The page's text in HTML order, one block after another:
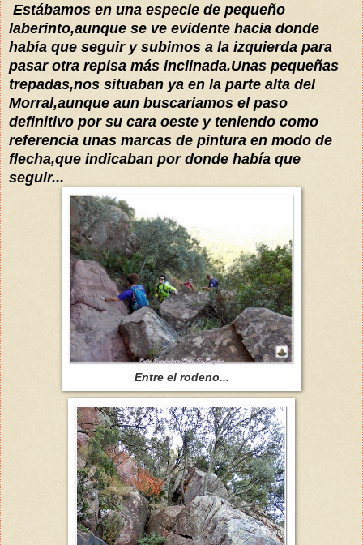
Estábamos en una especie de pequeño
laberinto,aunque se ve evidente hacia donde
había que seguir y subimos a la izquierda para
pasar otra repisa más inclinada.Unas pequeñas
trepadas,nos situaban ya en la parte alta del
Morral,aunque aun buscariamos el paso
definitivo por su cara oeste y teniendo como
referencia unas marcas de pintura en modo de
flecha,que indicaban por donde había que
seguir...
Entre el rodeno...